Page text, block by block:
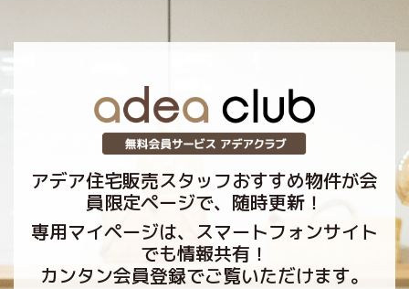
アデア住宅販売スタッフおすすめ物件が会
員限定ページで、随時更新！
専用マイページは、スマートフォンサイト
でも情報共有！
カンタン会員登録でご覧いただけます。